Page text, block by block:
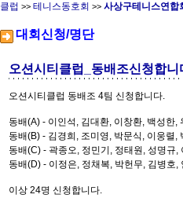
클럽 >> 테니스동호회 >> 사상구테니스연합
대회신청/명단
오션시티클럽_동배조신청합니
오션시티클럽 동배조 4팀 신청합니다.
동배(A) - 이인석, 김대환, 이창환, 백성한,
동배(B) - 김경희, 조미영, 박문식, 이웅렬,
동배(C) - 곽종오, 정민기, 정태원, 성명규,
동배(D) - 이정은, 정채복, 박헌무, 김병호,
이상 24명 신청합니다.